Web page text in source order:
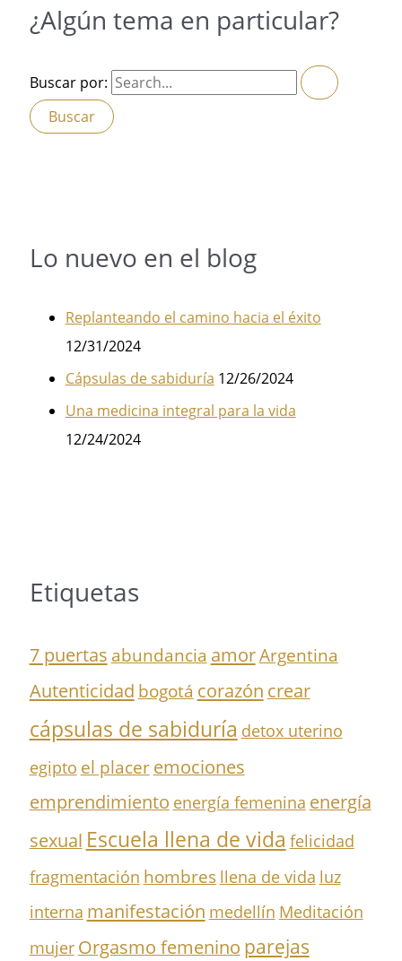
¿Algún tema en particular?
Buscar por:
Lo nuevo en el blog
Replanteando el camino hacia el éxito
12/31/2024
Cápsulas de sabiduría 12/26/2024
Una medicina integral para la vida
12/24/2024
Etiquetas
7 puertas abundancia amorArgentina
Autenticidad bogotá corazón crear
cápsulas de sabiduría detox uterino
egipto el placeremociones
emprendimiento energía femenina energía
sexual Escuela llena de vida felicidad
fragmentación hombres llena de vida luz
interna manifestación medellín Meditación
mujer Orgasmo femenino parejas